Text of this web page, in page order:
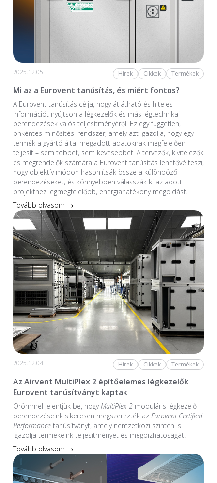
2025.12.05. Hírek Cikkek Termékek
Mi az a Eurovent tanúsítás, és miért fontos?
A Eurovent tanúsítás célja, hogy átlátható és hiteles
információt nyújtson a légkezelők és más légtechnikai
berendezések valós teljesítményéről. Ez egy független,
önkéntes minősítési rendszer, amely azt igazolja, hogy egy
termék a gyártó által megadott adatoknak megfelelően
teljesít – sem többet, sem kevesebbet. A tervezők, kivitelezők
és megrendelők számára a Eurovent tanúsítás lehetővé teszi,
hogy objektív módon hasonlítsák össze a különböző
berendezéseket, és könnyebben válasszák ki az adott
projekthez legmegfelelőbb, energiahatékony megoldást.
Tovább olvasom →
2025.12.04. Hírek Cikkek Termékek
Az Airvent MultiPlex 2 építőelemes légkezelők
Eurovent tanúsítványt kaptak
Örömmel jelentjük be, hogyMultiPlex 2moduláris légkezelő
berendezéseink sikeresen megszerezték az Eurovent Certified
Performancetanúsítványt, amely nemzetközi szinten is
igazolja termékeink teljesítményét és megbízhatóságát.
Tovább olvasom →